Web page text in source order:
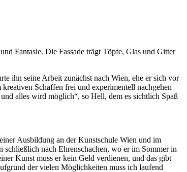
Fantasie. Die Fassade trägt Töpfe, Glas und Gitter
ihn seine Arbeit zunächst nach Wien, ehe er sich vor
Schaffen frei und experimentell nachgehen
alles wird möglich“, so Hell, dem es sichtlich Spaß
Ausbildung an der Kunstschule Wien und im
schließlich nach Ehrenschachen, wo er im Sommer in
Kunst muss er kein Geld verdienen, und das gibt
der vielen Möglichkeiten muss ich laufend